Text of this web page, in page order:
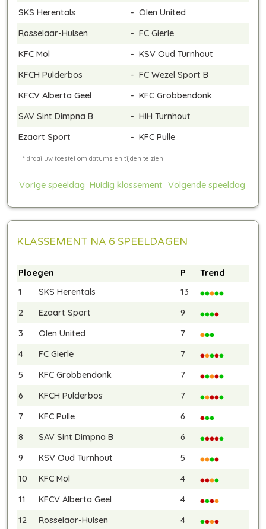
SKS Herentals
- Olen United
Rosselaar-Hulsen
- FC Gierle
KFC Mol
- KSV Oud Turnhout
KFCH Pulderbos
- FC Wezel Sport B
KFCV Alberta Geel
- KFC Grobbendonk
SAV Sint Dimpna B
- HIH Turnhout
Ezaart Sport
- KFC Pulle
Vorige speeldag Huidig klassement Volgende speeldag
KLASSEMENT NA 6 SPEELDAGEN
Ploegen P
Trend
1
SKS Herentals
13
2
Ezaart Sport
9
3
Olen United
7
4
FC Gierle
7
5
KFC Grobbendonk
7
6
KFCH Pulderbos
7
7
KFC Pulle
6
8
SAV Sint Dimpna B
6
9
KSV Oud Turnhout
5
10
KFC Mol
4
11
KFCV Alberta Geel
4
12
Rosselaar-Hulsen 4